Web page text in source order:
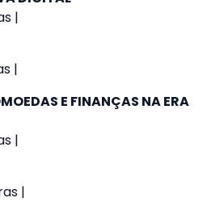
|
|
E FINANÇAS NA ERA
|
|